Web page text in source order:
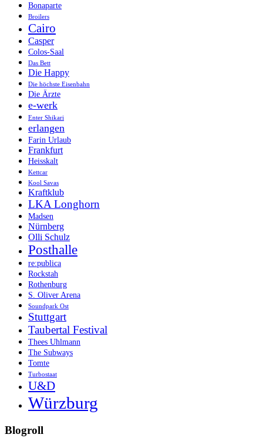
Bonaparte
Broilers
Cairo
Casper
Colos-Saal
Das Bett
Die Happy
Die höchste Eisenbahn
Die Ärzte
e-werk
Enter Shikari
erlangen
Farin Urlaub
Frankfurt
Heisskalt
Kettcar
Kool Savas
Kraftklub
LKA Longhorn
Madsen
Nürnberg
Olli Schulz
Posthalle
re:publica
Rockstah
Rothenburg
S. Oliver Arena
Soundpark Ost
Stuttgart
Taubertal Festival
Thees Uhlmann
The Subways
Tomte
Turbostaat
U&D
Würzburg
Blogroll